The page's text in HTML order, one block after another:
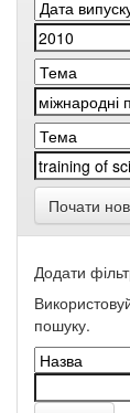
Почати
Додати
пошуку.